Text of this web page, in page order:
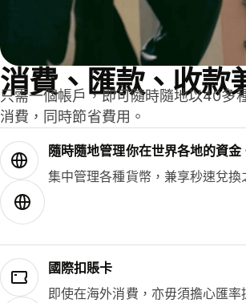
消費、匯款、收款
只需一個帳戶，即可隨時隨地以40多
消費，同時節省費用。
隨時隨地管理你在世界各地的資金
集中管理各種貨幣，兼享秒速兌換
國際扣賬卡
即使在海外消費，亦毋須擔心匯